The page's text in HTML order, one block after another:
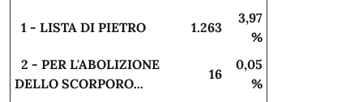
1 - LISTA DI PIETRO 1.263
3,97
%
2 - PER L'ABOLIZIONE
DELLO SCORPORO...
16
0,05
%